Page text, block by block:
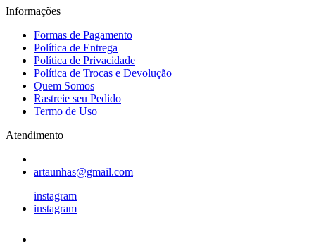
Informações
Formas de Pagamento
Política de Entrega
Política de Privacidade
Política de Trocas e Devolução
Quem Somos
Rastreie seu Pedido
Termo de Uso
Atendimento
artaunhas@gmail.com
instagram
instagram